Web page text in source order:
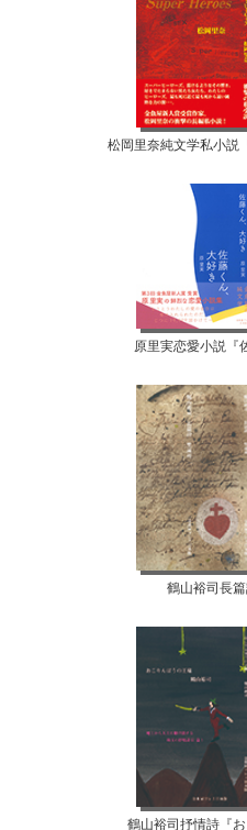
松岡里奈純文学私小説
原里実恋愛小説『
鶴山裕司長篇
鶴山裕司抒情詩『